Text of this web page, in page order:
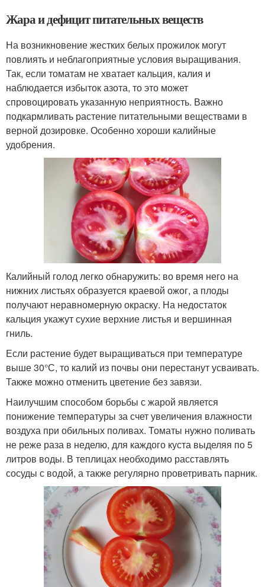
Жара и дефицит питательных веществ
На возникновение жестких белых прожилок могут
повлиять и неблагоприятные условия выращивания.
Так, если томатам не хватает кальция, калия и
наблюдается избыток азота, то это может
спровоцировать указанную неприятность. Важно
подкармливать растение питательными веществами в
верной дозировке. Особенно хороши калийные
удобрения.
Калийный голод легко обнаружить: во время него на
нижних листьях образуется краевой ожог, а плоды
получают неравномерную окраску. На недостаток
кальция укажут сухие верхние листья и вершинная
гниль.
Если растение будет выращиваться при температуре
выше 30°С, то калий из почвы они перестанут усваивать.
Также можно отменить цветение без завязи.
Наилучшим способом борьбы с жарой является
понижение температуры за счет увеличения влажности
воздуха при обильных поливах. Томаты нужно поливать
не реже раза в неделю, для каждого куста выделяя по 5
литров воды. В теплицах необходимо расставлять
сосуды с водой, а также регулярно проветривать парник.